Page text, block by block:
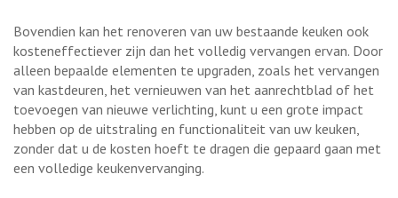
Bovendien kan het renoveren van uw bestaande keuken ook
kosteneffectiever zijn dan het volledig vervangen ervan. Door
alleen bepaalde elementen te upgraden, zoals het vervangen
van kastdeuren, het vernieuwen van het aanrechtblad of het
toevoegen van nieuwe verlichting, kunt u een grote impact
hebben op de uitstraling en functionaliteit van uw keuken,
zonder dat u de kosten hoeft te dragen die gepaard gaan met
een volledige keukenvervanging.